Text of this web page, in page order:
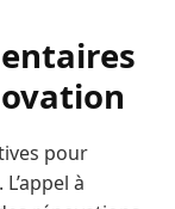
pour
à